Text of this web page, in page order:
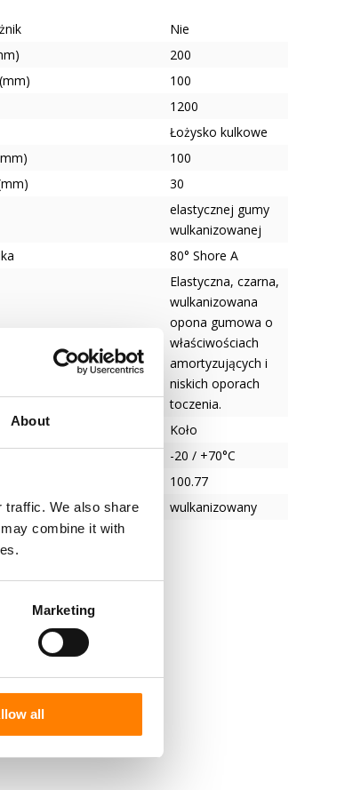
About
traffic. We also share
combine it with
Marketing
all
Nie
200
100
1200
Łożysko kulkowe
100
30
elastycznej gumy
wulkanizowanej
80° Shore A
Elastyczna, czarna,
wulkanizowana
opona gumowa o
właściwościach
amortyzujących i
niskich oporach
toczenia.
Koło
-20 / +70°C
100.77
obręcz
wulkanizowany